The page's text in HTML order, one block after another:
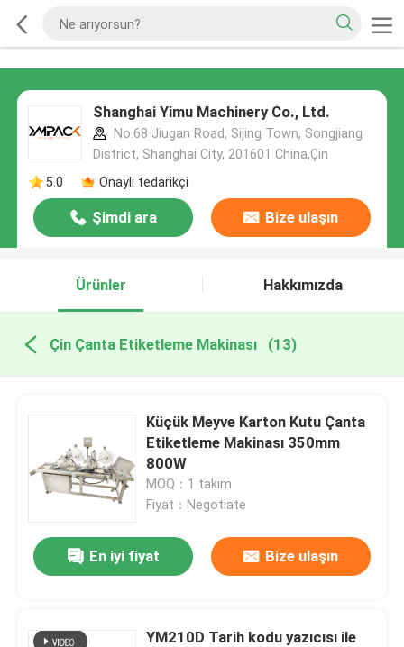
Shanghai Yimu Machinery Co., Ltd.
No.68 Jiugan Road, Sijing Town, Songjiang
District, Shanghai City, 201601 China,Çin
5.0
Onaylı tedarikçi
Şimdi ara Bize ulaşın
Ürünler Hakkımızda
Çin Çanta Etiketleme Makinası (13)
Küçük Meyve Karton Kutu Çanta
Etiketleme Makinası 350mm
800W
MOQ：1 takım
Fiyat：Negotiate
En iyi fiyat Bize ulaşın
YM210D Tarih kodu yazıcısı ile